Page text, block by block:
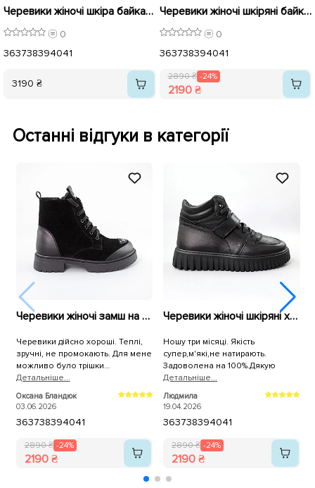
Черевики жіночі шкіра байка 592646 Чорні
0
363738394041
3190 ₴
Черевики жіночі шкіряні байка 592729 Чорні розпродаж
0
363738394041
2890 ₴ -24%
2190 ₴
Останні відгуки в категорії
Черевики жіночі замш на хутрі 592699 Чорні
Черевики дійсно хороші. Теплі,
зручні, не промокають. Для мене
можливо було трішки
слизьковаті.
Детальнiше...
Оксана Бландюк
03.06.2026
363738394041
2890 ₴ -24%
2190 ₴
Черевики жіночі шкіряні хутро 591097 Чорні
Ношу три місяці. Якість
супер,м'які,не натирають.
Задоволена на 100%.Дякую
Детальнiше...
Людмила
19.04.2026
363738394041
2890 ₴ -24%
2190 ₴